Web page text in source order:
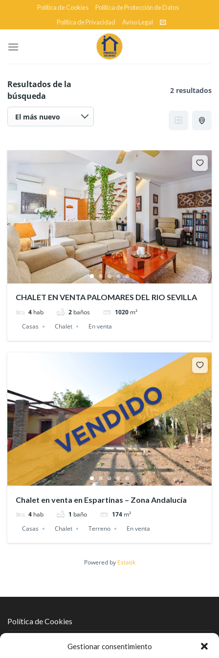
Gestionar consentimiento
content
Política de Cookies
Política de Protección de Datos
Política de Privacidad
Aviso Legal
Resultados de la
búsqueda
2 resultados
CHALET EN VENTA PALOMARES DEL RIO SEVILLA
4 hab 2 baños 1020 m²
Casas
Chalet En venta
Chalet en venta en Espartinas – Zona Andalucía
4 hab 1 baño 174 m²
Casas
Chalet Terreno En venta
Powered by Estatik
Política de Cookies